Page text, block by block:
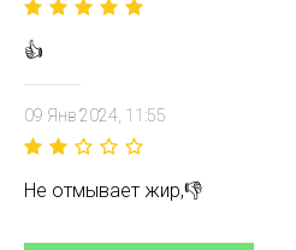
👍
09 Янв 2024, 11:55
Не отмывает жир,👎